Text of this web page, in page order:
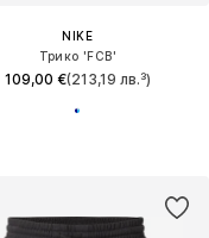
NIKE
Трико 'FCB'
109,00 €(213,19 лв.³)